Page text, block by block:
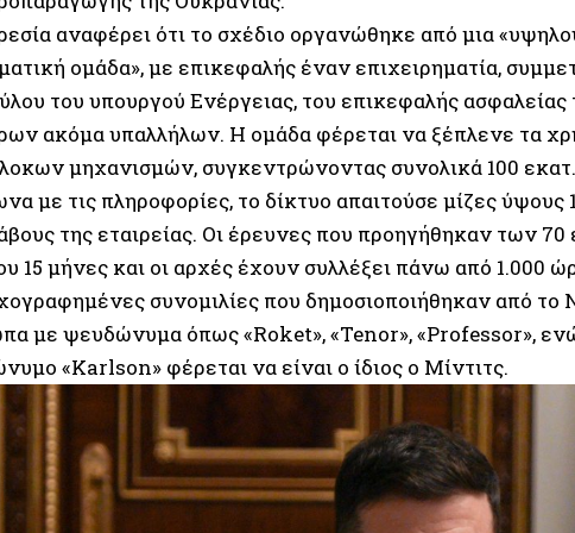
αναφέρει ότι το σχέδιο οργανώθηκε από μια
ομάδα», με επικεφαλής έναν επιχειρηματία,
του υπουργού Ενέργειας, του επικεφαλής
ακόμα υπαλλήλων. Η ομάδα φέρεται να ξέπλενε τα
μηχανισμών, συγκεντρώνοντας συνολικά 100
με τις πληροφορίες, το δίκτυο απαιτούσε μίζες ύψους
της εταιρείας. Οι έρευνες που προηγήθηκαν των
15 μήνες και οι αρχές έχουν συλλέξει πάνω από 1.000
συνομιλίες που δημοσιοποιήθηκαν από το
με ψευδώνυμα όπως «Roket», «Tenor», «Professor»,
«Karlson» φέρεται να είναι ο ίδιος ο Μίντιτς.